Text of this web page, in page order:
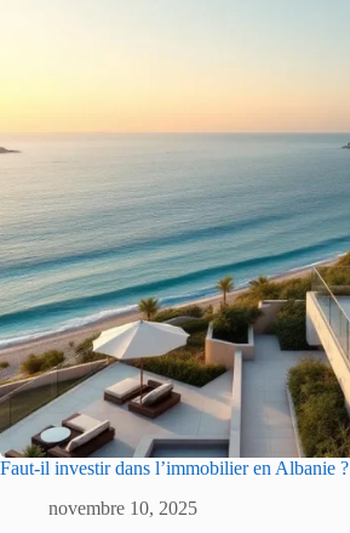
Faut-il investir dans l’immobilier en Albanie ?
novembre 10, 2025